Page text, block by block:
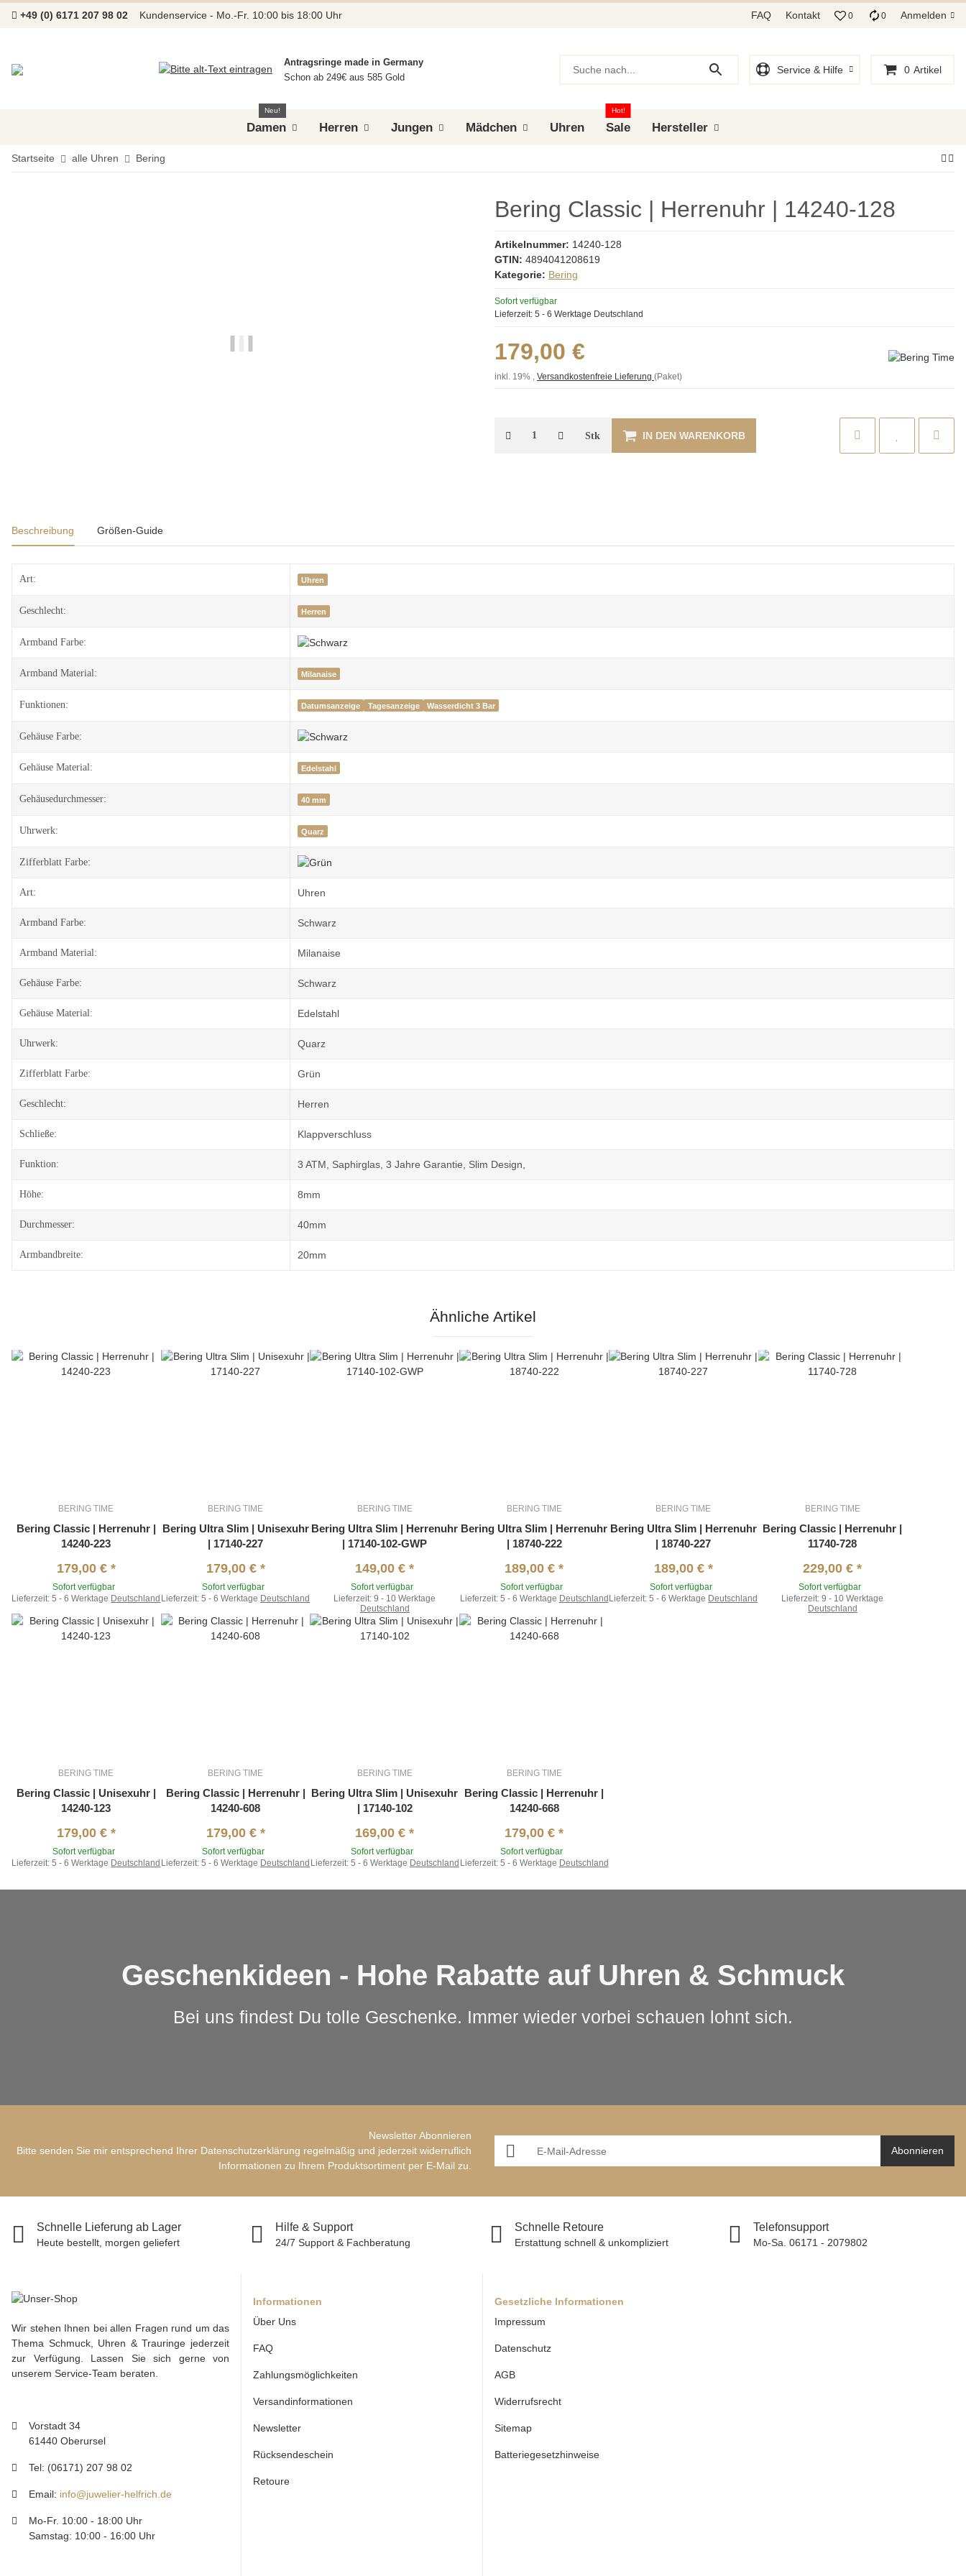
+49 (0) 6171 207 98 02 Kundenservice - Mo.-Fr. 10:00 bis 18:00 Uhr FAQ Kontakt 0 0 Anmelden
Antragsringe made in Germany
Schon ab 249€ aus 585 Gold
Service & Hilfe 0 Artikel
Damen
Neu!
Herren Jungen Mädchen Uhren Sale
Hot!
Hersteller
Startseite alle Uhren Bering
Bering Classic | Herrenuhr | 14240-128
Artikelnummer: 14240-128
GTIN: 4894041208619
Kategorie: Bering
Sofort verfügbar
Lieferzeit: 5 - 6 Werktage Deutschland
179,00 €
inkl. 19% , Versandkostenfreie Lieferung (Paket)
Stk IN DEN WARENKORB
Beschreibung Größen-Guide
Art: Uhren
Geschlecht: Herren
Armband Farbe:
Armband Material: Milanaise
Funktionen: Datumsanzeige Tagesanzeige Wasserdicht 3 Bar
Gehäuse Farbe:
Gehäuse Material: Edelstahl
Gehäusedurchmesser: 40 mm
Uhrwerk: Quarz
Zifferblatt Farbe:
Art: Uhren
Armband Farbe: Schwarz
Armband Material: Milanaise
Gehäuse Farbe: Schwarz
Gehäuse Material: Edelstahl
Uhrwerk: Quarz
Zifferblatt Farbe: Grün
Geschlecht: Herren
Schließe: Klappverschluss
Funktion: 3 ATM, Saphirglas, 3 Jahre Garantie, Slim Design,
Höhe: 8mm
Durchmesser: 40mm
Armbandbreite: 20mm
Ähnliche Artikel
BERING TIME
Bering Classic | Herrenuhr |
14240-223
179,00 € *
Sofort verfügbar
Lieferzeit:5 - 6 Werktage Deutschland
BERING TIME
Bering Ultra Slim | Unisexuhr
| 17140-227
179,00 € *
Sofort verfügbar
Lieferzeit:5 - 6 Werktage Deutschland
BERING TIME
Bering Ultra Slim | Herrenuhr
| 17140-102-GWP
149,00 €*
Sofort verfügbar
Lieferzeit:9 - 10 Werktage
Deutschland
BERING TIME
Bering Ultra Slim | Herrenuhr
| 18740-222
189,00 €*
Sofort verfügbar
Lieferzeit: 5 - 6 Werktage Deutschland
BERING TIME
Bering Ultra Slim | Herrenuhr
| 18740-227
189,00 € *
Sofort verfügbar
Lieferzeit:5 - 6 Werktage Deutschland
BERING TIME
Bering Classic | Herrenuhr |
11740-728
229,00 €*
Sofort verfügbar
Lieferzeit:9 - 10 Werktage
Deutschland
BERING TIME
Bering Classic | Unisexuhr |
14240-123
179,00 € *
Sofort verfügbar
Lieferzeit:5 - 6 Werktage Deutschland
BERING TIME
Bering Classic | Herrenuhr |
14240-608
179,00 € *
Sofort verfügbar
Lieferzeit:5 - 6 Werktage Deutschland
BERING TIME
Bering Ultra Slim | Unisexuhr
| 17140-102
169,00 €*
Sofort verfügbar
Lieferzeit: 5 - 6 Werktage Deutschland
BERING TIME
Bering Classic | Herrenuhr |
14240-668
179,00 €*
Sofort verfügbar
Lieferzeit: 5 - 6 Werktage Deutschland
Geschenkideen - Hohe Rabatte auf Uhren & Schmuck
Bei uns findest Du tolle Geschenke. Immer wieder vorbei schauen lohnt sich.
Schnelle Lieferung ab Lager
Heute bestellt, morgen geliefert
Hilfe & Support
24/7 Support & Fachberatung
Schnelle Retoure
Erstattung schnell & unkompliziert
Telefonsupport
Mo-Sa. 06171 - 2079802
Newsletter Abonnieren
Bitte senden Sie mir entsprechend Ihrer Datenschutzerklärung regelmäßig und jederzeit widerruflich
Informationen zu Ihrem Produktsortiment per E-Mail zu.
Abonnieren
Wir stehen Ihnen bei allen Fragen rund um das
Thema Schmuck, Uhren & Trauringe jederzeit
zur Verfügung. Lassen Sie sich gerne von
unserem Service-Team beraten.
Vorstadt 34
61440 Oberursel
Tel: (06171) 207 98 02
Email: info@juwelier-helfrich.de
Mo-Fr. 10:00 - 18:00 Uhr
Samstag: 10:00 - 16:00 Uhr
Informationen
Über Uns
FAQ
Zahlungsmöglichkeiten
Versandinformationen
Newsletter
Rücksendeschein
Retoure
Gesetzliche Informationen
Impressum
Datenschutz
AGB
Widerrufsrecht
Sitemap
Batteriegesetzhinweise